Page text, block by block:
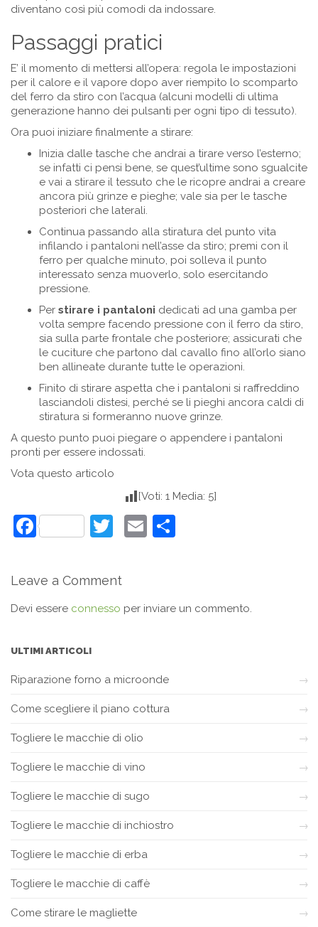
diventano così più comodi da indossare.
Passaggi pratici
E’ il momento di mettersi all’opera: regola le impostazioni
per il calore e il vapore dopo aver riempito lo scomparto
del ferro da stiro con l’acqua (alcuni modelli di ultima
generazione hanno dei pulsanti per ogni tipo di tessuto).
Ora puoi iniziare finalmente a stirare:
Inizia dalle tasche che andrai a tirare verso l’esterno;
se infatti ci pensi bene, se quest’ultime sono sgualcite
e vai a stirare il tessuto che le ricopre andrai a creare
ancora più grinze e pieghe; vale sia per le tasche
posteriori che laterali.
Continua passando alla stiratura del punto vita
infilando i pantaloni nell’asse da stiro; premi con il
ferro per qualche minuto, poi solleva il punto
interessato senza muoverlo, solo esercitando
pressione.
Per stirare i pantaloni dedicati ad una gamba per
volta sempre facendo pressione con il ferro da stiro,
sia sulla parte frontale che posteriore; assicurati che
le cuciture che partono dal cavallo fino all’orlo siano
ben allineate durante tutte le operazioni.
Finito di stirare aspetta che i pantaloni si raffreddino
lasciandoli distesi, perché se li pieghi ancora caldi di
stiratura si formeranno nuove grinze.
A questo punto puoi piegare o appendere i pantaloni
pronti per essere indossati.
Vota questo articolo
[Voti: 1 Media: 5]
FacebookTwitter
Email
Leave a Comment
Devi essere connesso per inviare un commento.
ULTIMI ARTICOLI
Riparazione forno a microonde
Come scegliere il piano cottura
Togliere le macchie di olio
Togliere le macchie di vino
Togliere le macchie di sugo
Togliere le macchie di inchiostro
Togliere le macchie di erba
Togliere le macchie di caffè
Come stirare le magliette